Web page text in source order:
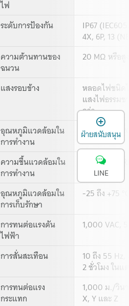
ไฟ
ระดับการป้องกัน IP67
4X, 6P, 13
ความต้านทานของ
ฉนวน
20 MΩ หรือสู
แสงรอบข้าง หลอดไฟชนิด
แสงไฟธรรม
กว่า
อุณหภูมิแวดล้อมใน
การทำงาน
-25 ถึง +55
ความชื้นแวดล้อมใน
การทำงาน
35 ถึง 85
อุณหภูมิแวดล้อมใน
การเก็บรักษา
-25 ถึง +75 °C
การทนต่อแรงดัน
ไฟฟ้า
1,000 VAC,
การสั่นสะเทือน 10 ถึง 55
2 ชั่วโมง ใน
การทนต่อแรง
กระแทก
1,000 ม./วิน
X, Y และ Z
ฝ่ายสนับสนุน
LINE